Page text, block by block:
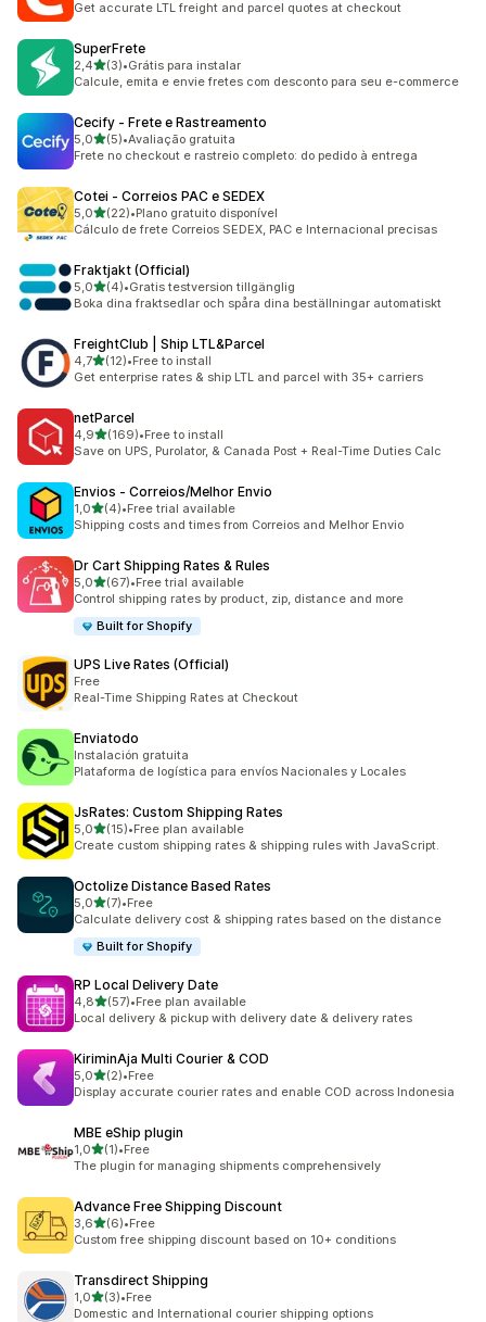
Get accurate LTL freight and parcel quotes at checkout
SuperFrete
2,4/ 5 tähteä
(3)
3 arvostelua yhteensä
•Grátis para instalar
Calcule, emita e envie fretes com desconto para seu e-commerce
Cecify ‑ Frete e Rastreamento
5,0/ 5 tähteä
(5)
5 arvostelua yhteensä
•Avaliação gratuita
Frete no checkout e rastreio completo: do pedido à entrega
Cotei ‑ Correios PAC e SEDEX
5,0/ 5 tähteä
(22)
22 arvostelua yhteensä
•Plano gratuito disponível
Cálculo de frete Correios SEDEX, PAC e Internacional precisas
Fraktjakt (Official)
5,0/ 5 tähteä
(4)
4 arvostelua yhteensä
•Gratis testversion tillgänglig
Boka dina fraktsedlar och spåra dina beställningar automatiskt
FreightClub | Ship LTL&Parcel
4,7/ 5 tähteä
(12)
12 arvostelua yhteensä
•Free to install
Get enterprise rates & ship LTL and parcel with 35+ carriers
netParcel
4,9/ 5 tähteä
(169)
169 arvostelua yhteensä
•Free to install
Save on UPS, Purolator, & Canada Post + Real-Time Duties Calc
Envios ‑ Correios/Melhor Envio
1,0/ 5 tähteä
(4)
4 arvostelua yhteensä
•Free trial available
Shipping costs and times from Correios and Melhor Envio
Dr Cart Shipping Rates & Rules
5,0/ 5 tähteä
(67)
67 arvostelua yhteensä
•Free trial available
Control shipping rates by product, zip, distance and more
Built for Shopify
UPS Live Rates (Official)
Free
Real-Time Shipping Rates at Checkout
Enviatodo
Instalación gratuita
Plataforma de logística para envíos Nacionales y Locales
JsRates: Custom Shipping Rates
5,0/ 5 tähteä
(15)
15 arvostelua yhteensä
•Free plan available
Create custom shipping rates & shipping rules with JavaScript.
Octolize Distance Based Rates
5,0/ 5 tähteä
(7)
7 arvostelua yhteensä
•Free
Calculate delivery cost & shipping rates based on the distance
Built for Shopify
RP Local Delivery Date
4,8/ 5 tähteä
(57)
57 arvostelua yhteensä
•Free plan available
Local delivery & pickup with delivery date & delivery rates
KiriminAja Multi Courier & COD
5,0/ 5 tähteä
(2)
2 arvostelua yhteensä
•Free
Display accurate courier rates and enable COD across Indonesia
MBE eShip plugin
1,0/ 5 tähteä
(1)
1 arvostelua yhteensä
•Free
The plugin for managing shipments comprehensively
Advance Free Shipping Discount
3,6/ 5 tähteä
(6)
6 arvostelua yhteensä
•Free
Custom free shipping discount based on 10+ conditions
Transdirect Shipping
1,0/ 5 tähteä
(3)
3 arvostelua yhteensä
•Free
Domestic and International courier shipping options